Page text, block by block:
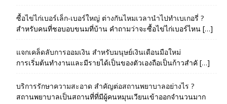
ซื้อไข่ไก่เบอร์เล็ก-เบอร์ใหญ่ ต่างกันไหมเวลานำไปทำเบเกอรี่ ?
สำหรับคนที่ชอบอบขนมที่บ้าน คำถามว่าจะซื้อไข่ไก่เบอร์ไหน […]
แจกเคล็ดลับการออมเงิน สำหรับมนุษย์เงินเดือนมือใหม่
การเริ่มต้นทำงานและมีรายได้เป็นของตัวเองถือเป็นก้าวสำคั […]
บริการรักษาความสะอาด สำคัญต่อสถานพยาบาลอย่างไร ?
สถานพยาบาลเป็นสถานที่ที่มีผู้คนหมุนเวียนเข้าออกจำนวนมาก